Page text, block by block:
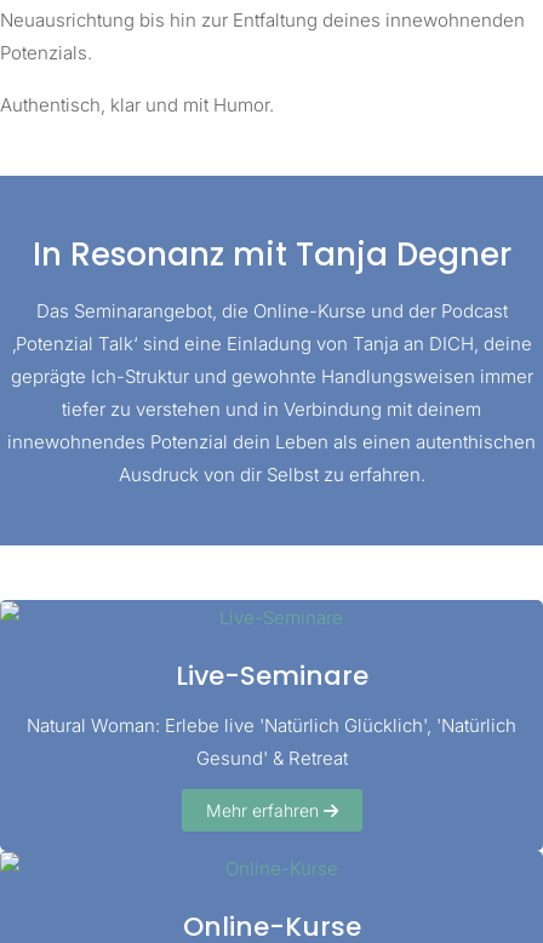
Neuausrichtung bis hin zur Entfaltung deines innewohnenden
Potenzials.
Authentisch, klar und mit Humor.
In Resonanz mit Tanja Degner
Das Seminarangebot, die Online-Kurse und der Podcast
‚Potenzial Talk‘ sind eine Einladung von Tanja an DICH, deine
geprägte Ich-Struktur und gewohnte Handlungsweisen immer
tiefer zu verstehen und in Verbindung mit deinem
innewohnendes Potenzial dein Leben als einen autenthischen
Ausdruck von dir Selbst zu erfahren.
Live-Seminare
Natural Woman: Erlebe live 'Natürlich Glücklich', 'Natürlich
Gesund' & Retreat
Mehr erfahren
Online-Kurse